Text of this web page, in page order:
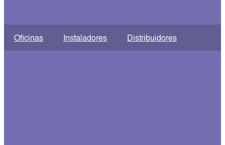
Oficinas Instaladores Distribuidores